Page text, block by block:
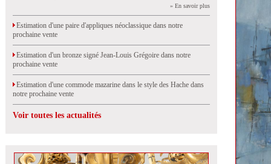
» En savoir plus
Estimation d'une paire d'appliques néoclassique dans notre
prochaine vente
Estimation d'un bronze signé Jean-Louis Grégoire dans notre
prochaine vente
Estimation d'une commode mazarine dans le style des Hache dans
notre prochaine vente
Voir toutes les actualités